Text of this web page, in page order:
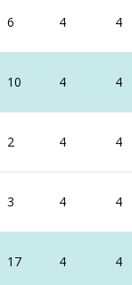
6 4 4
10 4 4
2 4 4
3 4 4
17 4 4